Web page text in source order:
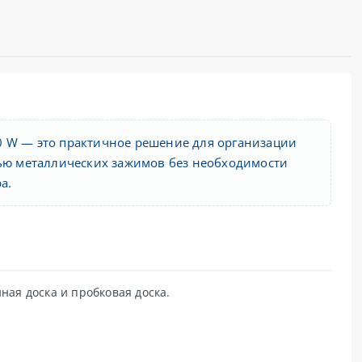
— это практичное решение для организации
металлических зажимов без необходимости
доска и пробковая доска.